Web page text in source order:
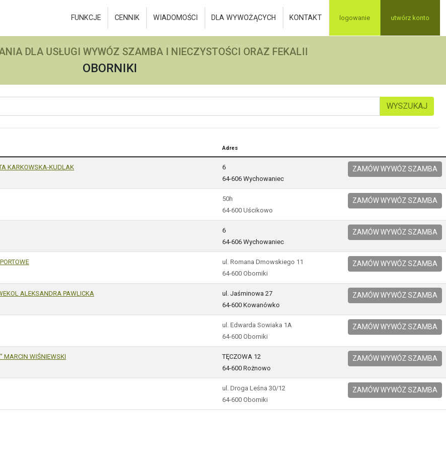
FUNKCJE CENNIK WIADOMOŚCI DLA WYWOŻĄCYCH KONTAKT logowanie utwórz konto
DLA USŁUGI WYWÓZ SZAMBA I NIECZYSTOŚCI ORAZ FEKALII
OBORNIKI
WYSZUKAJ
Adres
KARKOWSKA-KUDLAK
6
64-606 Wychowaniec
ZAMÓW WYWÓZ SZAMBA
50h
64-600 Uścikowo
ZAMÓW WYWÓZ SZAMBA
6
64-606 Wychowaniec
ZAMÓW WYWÓZ SZAMBA
ul. Romana Dmowskiego 11
64-600 Oborniki
ZAMÓW WYWÓZ SZAMBA
ALEKSANDRA PAWLICKA
ul. Jaśminowa 27
64-600 Kowanówko
ZAMÓW WYWÓZ SZAMBA
ul. Edwarda Sowiaka 1A
64-600 Oborniki
ZAMÓW WYWÓZ SZAMBA
MARCIN WIŚNIEWSKI
TĘCZOWA 12
64-600 Rożnowo
ZAMÓW WYWÓZ SZAMBA
ul. Droga Leśna 30/12
64-600 Oborniki
ZAMÓW WYWÓZ SZAMBA